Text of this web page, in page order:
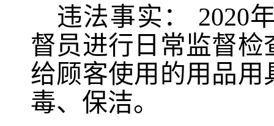
违法事实：
2020
督员进行日常监督
给顾客使用的用品
毒、保洁。